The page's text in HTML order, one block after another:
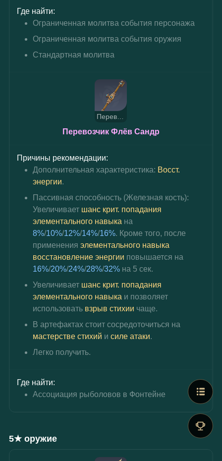
Где найти:
Ограниченная молитва события персонажа
Ограниченная молитва события оружия
Стандартная молитва
Перевозчик Флёв Сандр
Перевозчик Флёв Сандр
Причины рекомендации:
Дополнительная характеристика: Восст.
энергии.
Пассивная способность (Железная кость):
Увеличивает шанс крит. попадания
элементального навыка на
8%/10%/12%/14%/16%. Кроме того, после
применения элементального навыка
восстановление энергии повышается на
16%/20%/24%/28%/32% на 5 сек.
Увеличивает шанс крит. попадания
элементального навыка и позволяет
использовать взрыв стихии чаще.
В артефактах стоит сосредоточиться на
мастерстве стихий и силе атаки.
Легко получить.
Где найти:
Ассоциация рыболовов в Фонтейне
5★ оружие